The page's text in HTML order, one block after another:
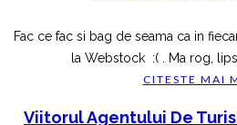
Fac ce fac si bag de seama ca in
la Webstock :( . Ma rog,
CITESTE MAI
Viitorul Agentului De